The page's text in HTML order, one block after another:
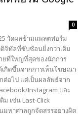
0
วัดผลข้ามแพลตฟอร์ม
จิทัลที่ซับซ้อนยิ่งกว่าเดิม
ยที่ใหญ่ที่สุดของนักการ
เกิดขึ้นจากการเห็นโฆษณา
ต่อไป แต่เป็นผลลัพธ์จาก
Instagram และ
ม เช่น Last-Click
มหาศาลถูกจัดสรรอย่างผิด